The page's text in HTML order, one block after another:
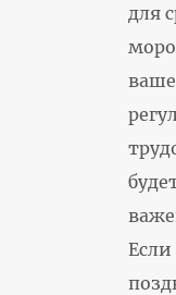
для
Если